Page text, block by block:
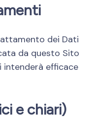
dei Dati
da questo Sito
intenderà efficace
e chiari)